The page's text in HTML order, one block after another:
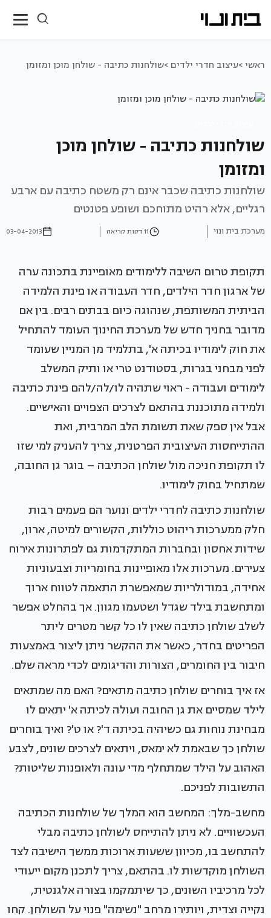
ראשי >עיצוב חדרי ילדים >שולחנות כתיבה - שולחן מוכן ומזומן
שולחנות כתיבה - שולחן מוכן
ומזומן
שולחנות כתיבה שכבר אינם רק משטח כתיבה עם ארבע
רגליים, אלא רהיט מתוחכם ושופע פטנטים
מערכת בית ונוי 11 דקות קריאה 03-04-2013
תקופת טרום השיבה ללימודים מאופיינת בתכונה ערה
של ארגון חדר הילדים, חדר העבודה או פינת הלמידה
הביתית המשותפת, שנהוגה כיום בבתים רבים. בין אם
מדובר בחניך חדש של מערכת החינוך העומד להתחיל
את חוק לימודיו בכיתה א', בתלמיד מן המניין שעומד
לפני מבחני בגרות, בסטודנט טרי או ותיק המשלב
לימודים ועבודה - ראוי שתהיה לו/לה/להם פינת כתיבה
ולמידה מתוכננת בהתאם לצרכים הצפויים והאישיים.
אבל אין ספק שאת תשומת הלב המרבית, ואת
ההתייחסות העיצובית הפרטנית, צריך להעניק למי שזו
לו תקופת חניכה מול שולחן הכתיבה – בוגר גן החובה,
שמתחיל בחוק לימודיו.
שולחנות כתיבה לחדרי ילדים ונוער הם פעמים רבות
חלק ממערכות ריהוט כוללות, הקשורים למיטה, ארון,
שידות אחסון ובחברות המתקדמות גם לפתרונות אירוח
צעירים. מערכות אלו מאופיינות בחומריות וצבעוניות
אחידה, במודולריות שמאפשרת התאמה לטווח ארוך
ומתחשבת בילד שגדל ושטעמו מגוון. אך בהחלט אפשר
לשלב שולחן כתיבה שאין לו כל קשר מטרים ליתר
הפריטים בחדר, כאשר את ההקשר ניתן ליצור באמצעות
חיבור בין החומרים, הצורות והדיגומים לכדי מראה שלם.
אז איך בוחרים שולחן כתיבה מתאים? האם מה שמתאים
לילד שמסיים את גן החובה ועולה לכיתה א' יתאים לו
מבחינת נוחות גם כשיהיה בכיתה ד'? או ט'? ואיך בוחרים
שולחן כך שבאמת לא ימאס, ויתאים לצרכים שונים, לצבע
האהוב על הילד שמתחלף מדי עונה ולאופנות שליטות?
התשובות לפניכם.
מחשב-מלך: המחשב הוא המלך של שולחנות הכתיבה
העכשוויים. לא ניתן להתייחס לשולחן כתיבה מבלי
להתחשב בו, מכיוון ששעות ארוכות ממשך הישיבה לצד
השולחן מוקדשות לו. בהתאם, צריך לתכנן מקום ייעודי
לכל מרכיביו השונים, כך שיתמקמו בצורה אלגנטית,
נקייה וצדית, ויותירו מרחב "נשימה" פנוי על השולחן. קחו